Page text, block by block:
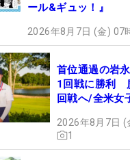
ール&ギュッ！』
2026年8月7日 (金) 07
首位通過の岩
1回戦に勝利
回戦へ/全米女
2026年8月7日 (
1